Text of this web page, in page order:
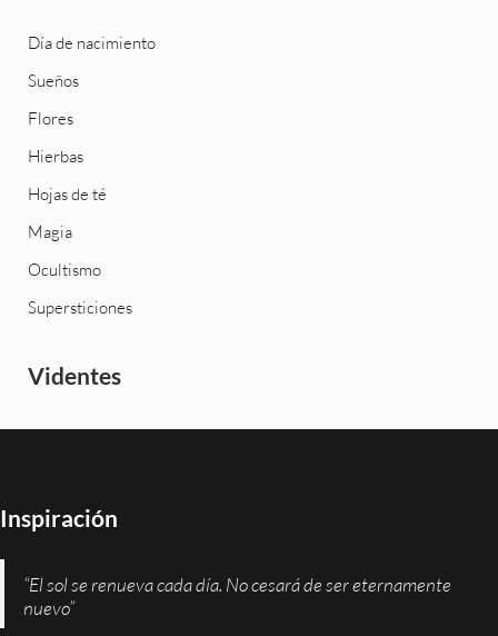
Día de nacimiento
Sueños
Flores
Hierbas
Hojas de té
Magia
Ocultismo
Supersticiones
Videntes
Inspiración
“El sol se renueva cada día. No cesará de ser eternamente
nuevo”